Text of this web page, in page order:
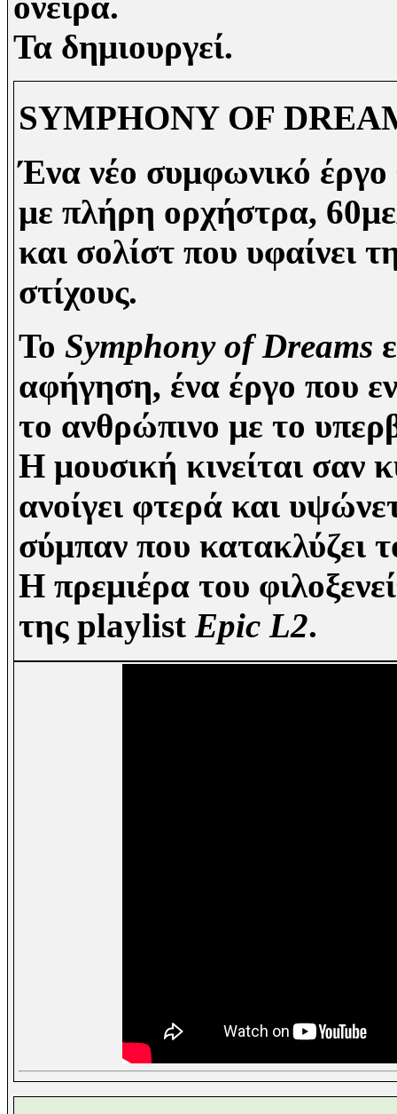
Τα δημιουργεί.
SYMPHONY OF
Ένα νέο συμφωνικό έργο
με πλήρη ορχήστρα,
και σολίστ που υφαίνει
στίχους.
Το Symphony of Dreams
αφήγηση, ένα έργο που
το ανθρώπινο με το
Η μουσική κινείται σαν
ανοίγει φτερά και
σύμπαν που κατακλύζει
Η πρεμιέρα του
της playlist Epic L2.